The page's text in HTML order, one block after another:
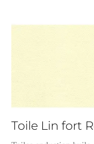
Toile Lin fort